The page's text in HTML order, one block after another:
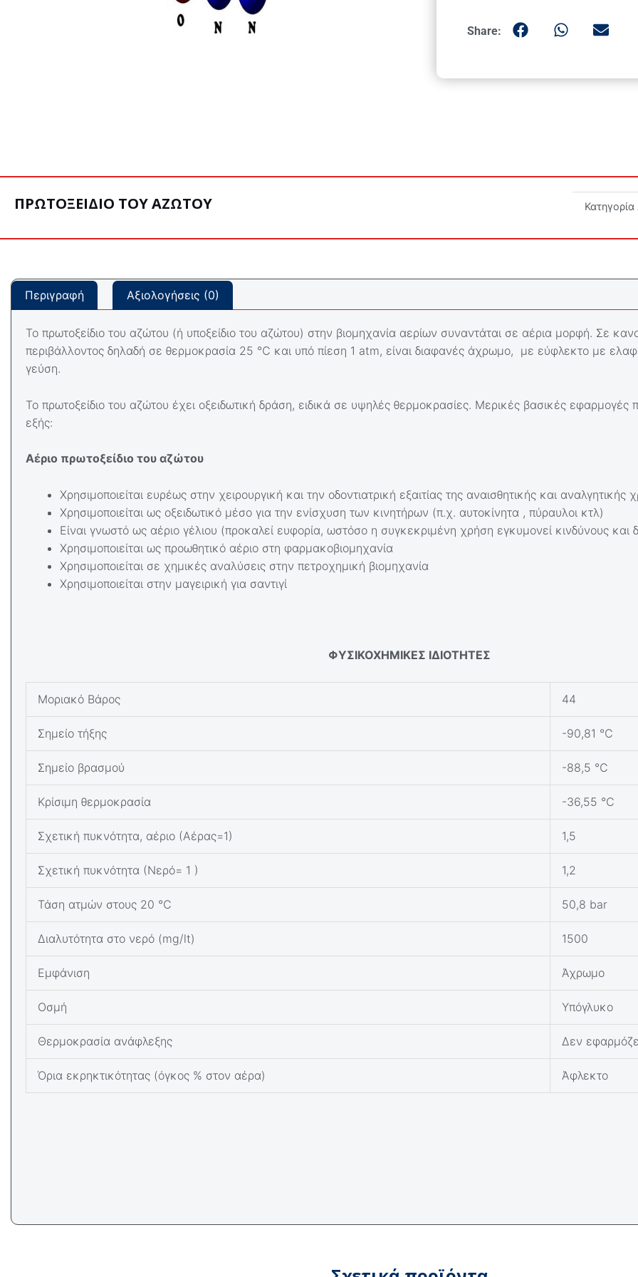
Share:
ΠΡΩΤΟΞΕΙΔΙΟ ΤΟΥ ΑΖΩΤΟΥ Κατηγορία
Περιγραφή Αξιολογήσεις (0)
Το πρωτοξείδιο του αζώτου (ή υποξείδιο του αζώτου) στην βιομηχανία αερίων συναντάται σε αέρια μορφή. Σε
περιβάλλοντος δηλαδή σε θερμοκρασία 25 ℃ και υπό πίεση 1 atm, είναι διαφανές άχρωμο, με εύφλεκτο με
γεύση.
Το πρωτοξείδιο του αζώτου έχει οξειδωτική δράση, ειδικά σε υψηλές θερμοκρασίες. Μερικές βασικές εφαρμογές
εξής:
Αέριο πρωτοξείδιο του αζώτου
Χρησιμοποιείται ευρέως στην χειρουργική και την οδοντιατρική εξαιτίας της αναισθητικής και αναλγητικής
Χρησιμοποιείται ως οξειδωτικό μέσο για την ενίσχυση των κινητήρων (π.χ. αυτοκίνητα , πύραυλοι κτλ)
Είναι γνωστό ως αέριο γέλιου (προκαλεί ευφορία, ωστόσο η συγκεκριμένη χρήση εγκυμονεί κινδύνους και
Χρησιμοποιείται ως προωθητικό αέριο στη φαρμακοβιομηχανία
Χρησιμοποιείται σε χημικές αναλύσεις στην πετροχημική βιομηχανία
Χρησιμοποιείται στην μαγειρική για σαντιγί
ΦΥΣΙΚΟΧΗΜΙΚΕΣ ΙΔΙΟΤΗΤΕΣ
Μοριακό Βάρος 44
Σημείο τήξης -90,81 ℃
Σημείο βρασμού -88,5 ℃
Κρίσιμη θερμοκρασία -36,55 ℃
Σχετική πυκνότητα, αέριο (Αέρας=1) 1,5
Σχετική πυκνότητα (Νερό= 1 ) 1,2
Τάση ατμών στους 20 ℃ 50,8 bar
Διαλυτότητα στο νερό (mg/lt) 1500
Εμφάνιση Άχρωμο
Οσμή Υπόγλυκο
Θερμοκρασία ανάφλεξης Δεν
Όρια εκρηκτικότητας (όγκος % στον αέρα) Άφλεκτο